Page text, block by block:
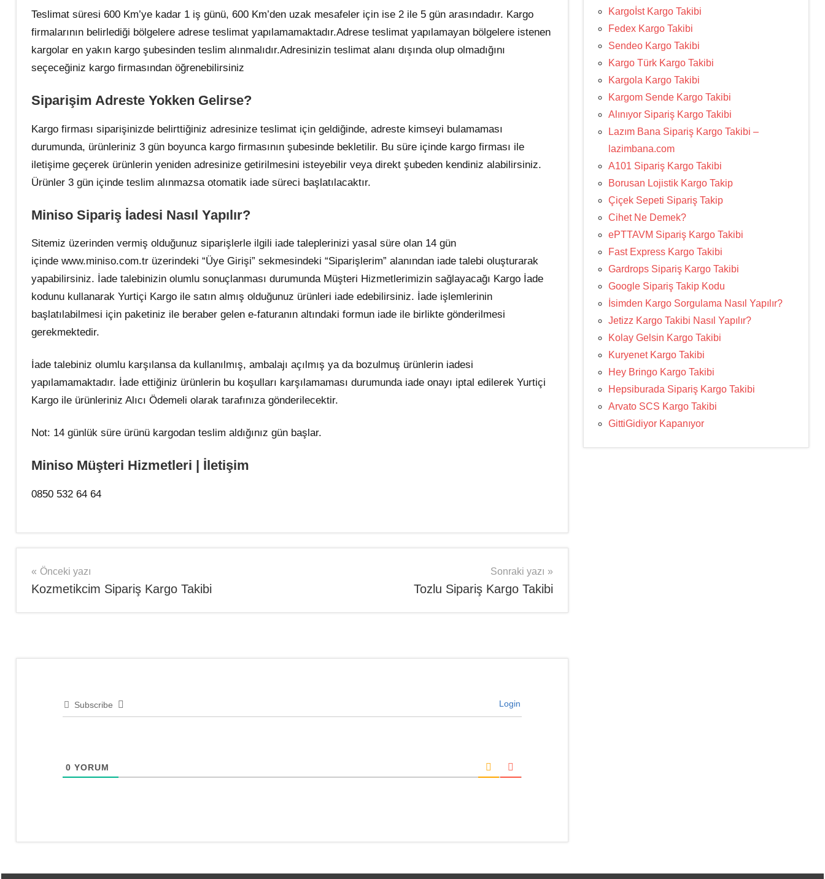
Teslimat süresi 600 Km’ye kadar 1 iş günü, 600 Km’den uzak mesafeler için ise 2 ile 5 gün arasındadır. Kargo
firmalarının belirlediği bölgelere adrese teslimat yapılamamaktadır.Adrese teslimat yapılamayan bölgelere istenen
kargolar en yakın kargo şubesinden teslim alınmalıdır.Adresinizin teslimat alanı dışında olup olmadığını
seçeceğiniz kargo firmasından öğrenebilirsiniz
Siparişim Adreste Yokken Gelirse?
Kargo firması siparişinizde belirttiğiniz adresinize teslimat için geldiğinde, adreste kimseyi bulamaması
durumunda, ürünleriniz 3 gün boyunca kargo firmasının şubesinde bekletilir. Bu süre içinde kargo firması ile
iletişime geçerek ürünlerin yeniden adresinize getirilmesini isteyebilir veya direkt şubeden kendiniz alabilirsiniz.
Ürünler 3 gün içinde teslim alınmazsa otomatik iade süreci başlatılacaktır.
Miniso Sipariş İadesi Nasıl Yapılır?
Sitemiz üzerinden vermiş olduğunuz siparişlerle ilgili iade taleplerinizi yasal süre olan 14 gün
içinde www.miniso.com.tr üzerindeki “Üye Girişi” sekmesindeki “Siparişlerim” alanından iade talebi oluşturarak
yapabilirsiniz. İade talebinizin olumlu sonuçlanması durumunda Müşteri Hizmetlerimizin sağlayacağı Kargo İade
kodunu kullanarak Yurtiçi Kargo ile satın almış olduğunuz ürünleri iade edebilirsiniz. İade işlemlerinin
başlatılabilmesi için paketiniz ile beraber gelen e-faturanın altındaki formun iade ile birlikte gönderilmesi
gerekmektedir.
İade talebiniz olumlu karşılansa da kullanılmış, ambalajı açılmış ya da bozulmuş ürünlerin iadesi
yapılamamaktadır. İade ettiğiniz ürünlerin bu koşulları karşılamaması durumunda iade onayı iptal edilerek Yurtiçi
Kargo ile ürünleriniz Alıcı Ödemeli olarak tarafınıza gönderilecektir.
Not: 14 günlük süre ürünü kargodan teslim aldığınız gün başlar.
Miniso Müşteri Hizmetleri | İletişim
0850 532 64 64
Miniso,
Sipariş
Yazı
gezinmesi
Önceki yazı
Kozmetikcim Sipariş Kargo Takibi
Sonraki yazı
Tozlu Sipariş Kargo Takibi
Subscribe Login
0 YORUM
Kargoİst Kargo Takibi
Fedex Kargo Takibi
Sendeo Kargo Takibi
Kargo Türk Kargo Takibi
Kargola Kargo Takibi
Kargom Sende Kargo Takibi
Alınıyor Sipariş Kargo Takibi
Lazım Bana Sipariş Kargo Takibi –
lazimbana.com
A101 Sipariş Kargo Takibi
Borusan Lojistik Kargo Takip
Çiçek Sepeti Sipariş Takip
Cihet Ne Demek?
ePTTAVM Sipariş Kargo Takibi
Fast Express Kargo Takibi
Gardrops Sipariş Kargo Takibi
Google Sipariş Takip Kodu
İsimden Kargo Sorgulama Nasıl Yapılır?
Jetizz Kargo Takibi Nasıl Yapılır?
Kolay Gelsin Kargo Takibi
Kuryenet Kargo Takibi
Hey Bringo Kargo Takibi
Hepsiburada Sipariş Kargo Takibi
Arvato SCS Kargo Takibi
GittiGidiyor Kapanıyor